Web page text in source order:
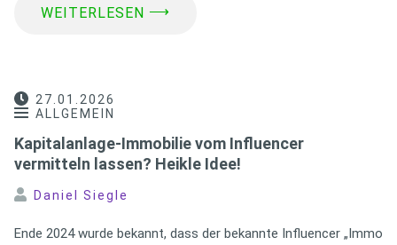
WEITERLESEN ⟶
27.01.2026
ALLGEMEIN
Kapitalanlage-Immobilie vom Influencer
vermitteln lassen? Heikle Idee!
Daniel Siegle
Ende 2024 wurde bekannt, dass der bekannte Influencer „Immo